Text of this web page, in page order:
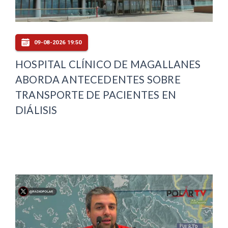
09-08-2026 19:50
HOSPITAL CLÍNICO DE MAGALLANES
ABORDA ANTECEDENTES SOBRE
TRANSPORTE DE PACIENTES EN
DIÁLISIS